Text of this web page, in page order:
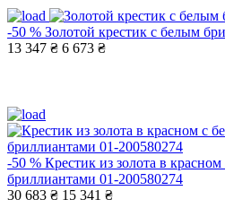
-50 % Золотой крестик с белым
13 347 ₴ 6 673 ₴
-50 % Крестик из золота в
бриллиантами 01-200580274
30 683 ₴ 15 341 ₴